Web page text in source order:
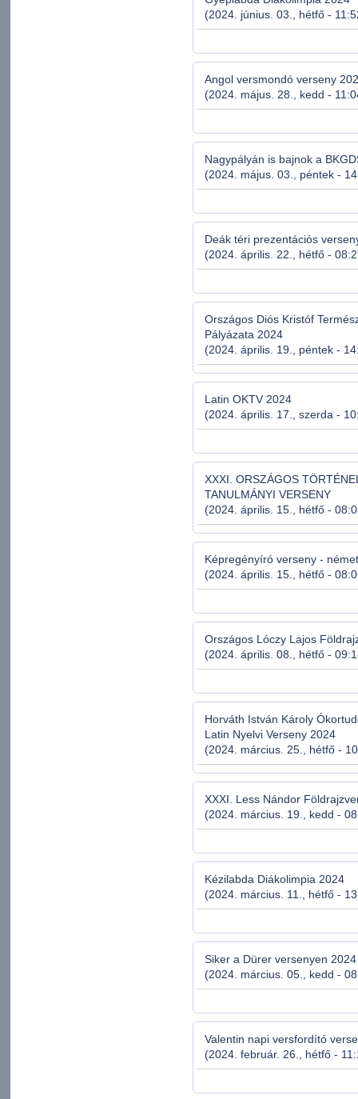
(2024. június. 03., hétfő -
Angol versmondó verseny
(2024. május. 28., kedd -
Nagypályán is bajnok a
(2024. május. 03., péntek -
Deák téri prezentációs
(2024. április. 22., hétfő -
Országos Diós Kristóf
Pályázata 2024
(2024. április. 19., péntek -
Latin OKTV 2024
(2024. április. 17., szerda -
XXXI. ORSZÁGOS
TANULMÁNYI VERSENY
(2024. április. 15., hétfő -
Képregényíró verseny -
(2024. április. 15., hétfő -
Országos Lóczy Lajos
(2024. április. 08., hétfő -
Horváth István Károly
Latin Nyelvi Verseny 2024
(2024. március. 25., hétfő -
XXXI. Less Nándor
(2024. március. 19., kedd -
Kézilabda Diákolimpia 2024
(2024. március. 11., hétfő -
Siker a Dürer versenyen 2024
(2024. március. 05., kedd -
Valentin napi versfordító
(2024. február. 26., hétfő -